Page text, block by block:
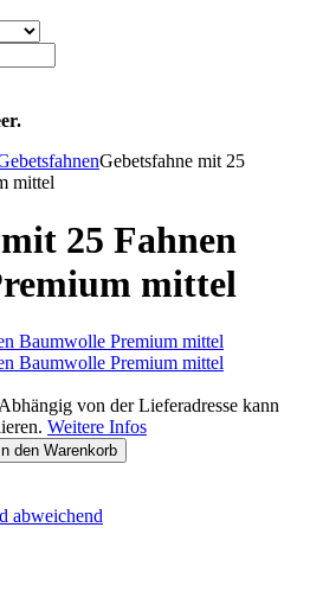
Gebetsfahne mit 25
mittel
25 Fahnen
mittel
von der Lieferadresse kann
Weitere Infos
In den Warenkorb
abweichend